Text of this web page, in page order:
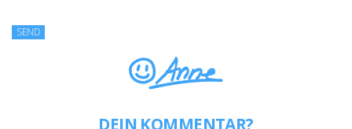
DEIN KOMMENTAR?